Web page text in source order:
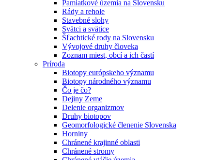
Pamiatkové územia na Slovensku
Rády a rehole
Stavebné slohy
Svätci a svätice
Šľachtické rody na Slovensku
Vývojové druhy človeka
Zoznam miest, obcí a ich častí
Príroda
Biotopy európskeho významu
Biotopy národného významu
Čo je čo?
Dejiny Zeme
Delenie organizmov
Druhy biotopov
Geomorfologické členenie Slovenska
Horniny
Chránené krajinné oblasti
Chránené stromy